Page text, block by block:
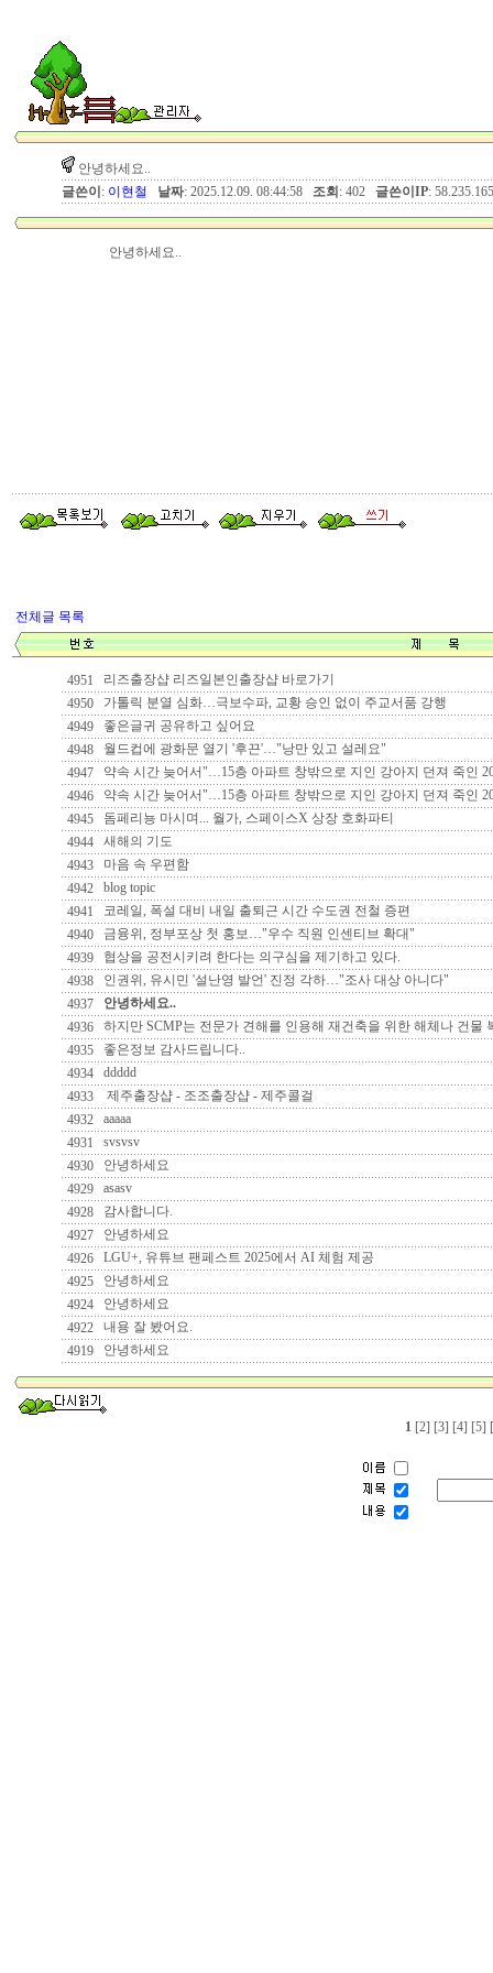
안녕하세요..
글쓴이 : 이현철 날짜: 2025.12.09. 08:44:58 조회 : 402 글쓴이IP:
안녕하세요..
전체글 목록
4951
리즈출장샵 리즈일본인출장샵 바로가기
4950
가톨릭 분열 심화…극보수파, 교황 승인 없이 주교서품 강행
4949
좋은글귀 공유하고 싶어요
4948
월드컵에 광화문 열기 '후끈'…"낭만 있고 설레요"
4947
약속 시간 늦어서"…15층 아파트 창밖으로 지인 강아지 던져 죽인
4946
약속 시간 늦어서"…15층 아파트 창밖으로 지인 강아지 던져 죽인
4945
돔페리뇽 마시며... 월가, 스페이스X 상장 호화파티
4944
새해의 기도
4943
마음 속 우편함
4942
blog topic
4941
코레일, 폭설 대비 내일 출퇴근 시간 수도권 전철 증편
4940
금융위, 정부포상 첫 홍보…"우수 직원 인센티브 확대"
4939
협상을 공전시키려 한다는 의구심을 제기하고 있다.
4938
인권위, 유시민 '설난영 발언' 진정 각하…"조사 대상 아니다"
4937
안녕하세요..
4936
하지만 SCMP는 전문가 견해를 인용해 재건축을 위한 해체나 건물
4935
좋은정보 감사드립니다..
4934
ddddd
4933
제주출장샵 - 조조출장샵 - 제주콜걸
4932
aaaaa
4931
svsvsv
4930
안녕하세요
4929
asasv
4928
감사합니다.
4927
안녕하세요
4926
LGU+, 유튜브 팬페스트 2025에서 AI 체험 제공
4925
안녕하세요
4924
안녕하세요
4922
내용 잘 봤어요.
4919
안녕하세요
1 [2] [3] [4] [5]